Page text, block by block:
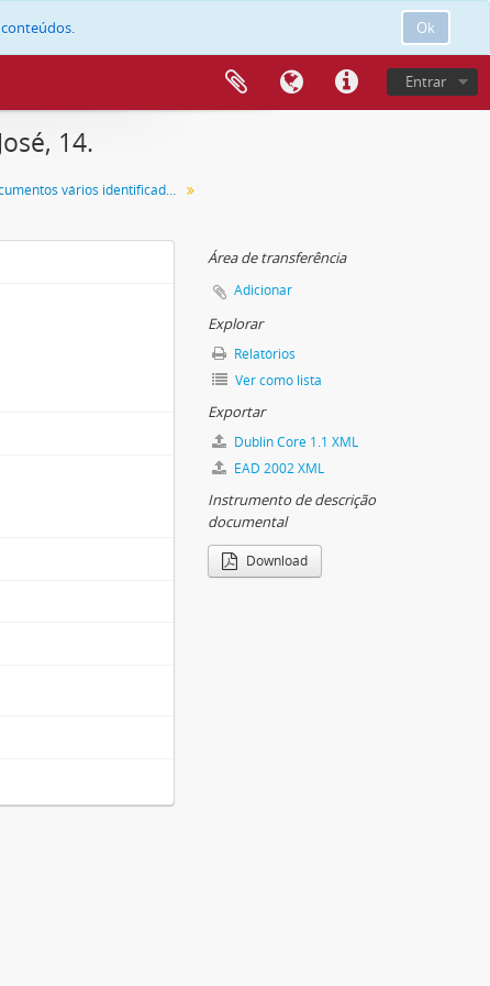
Ok
Entrar
14.
Maço de documentos vários identificado com o número 14.
Área de transferência
Adicionar
Explorar
Relatórios
Ver como lista
Exportar
Dublin Core 1.1 XML
EAD 2002 XML
Instrumento de descrição
documental
Download